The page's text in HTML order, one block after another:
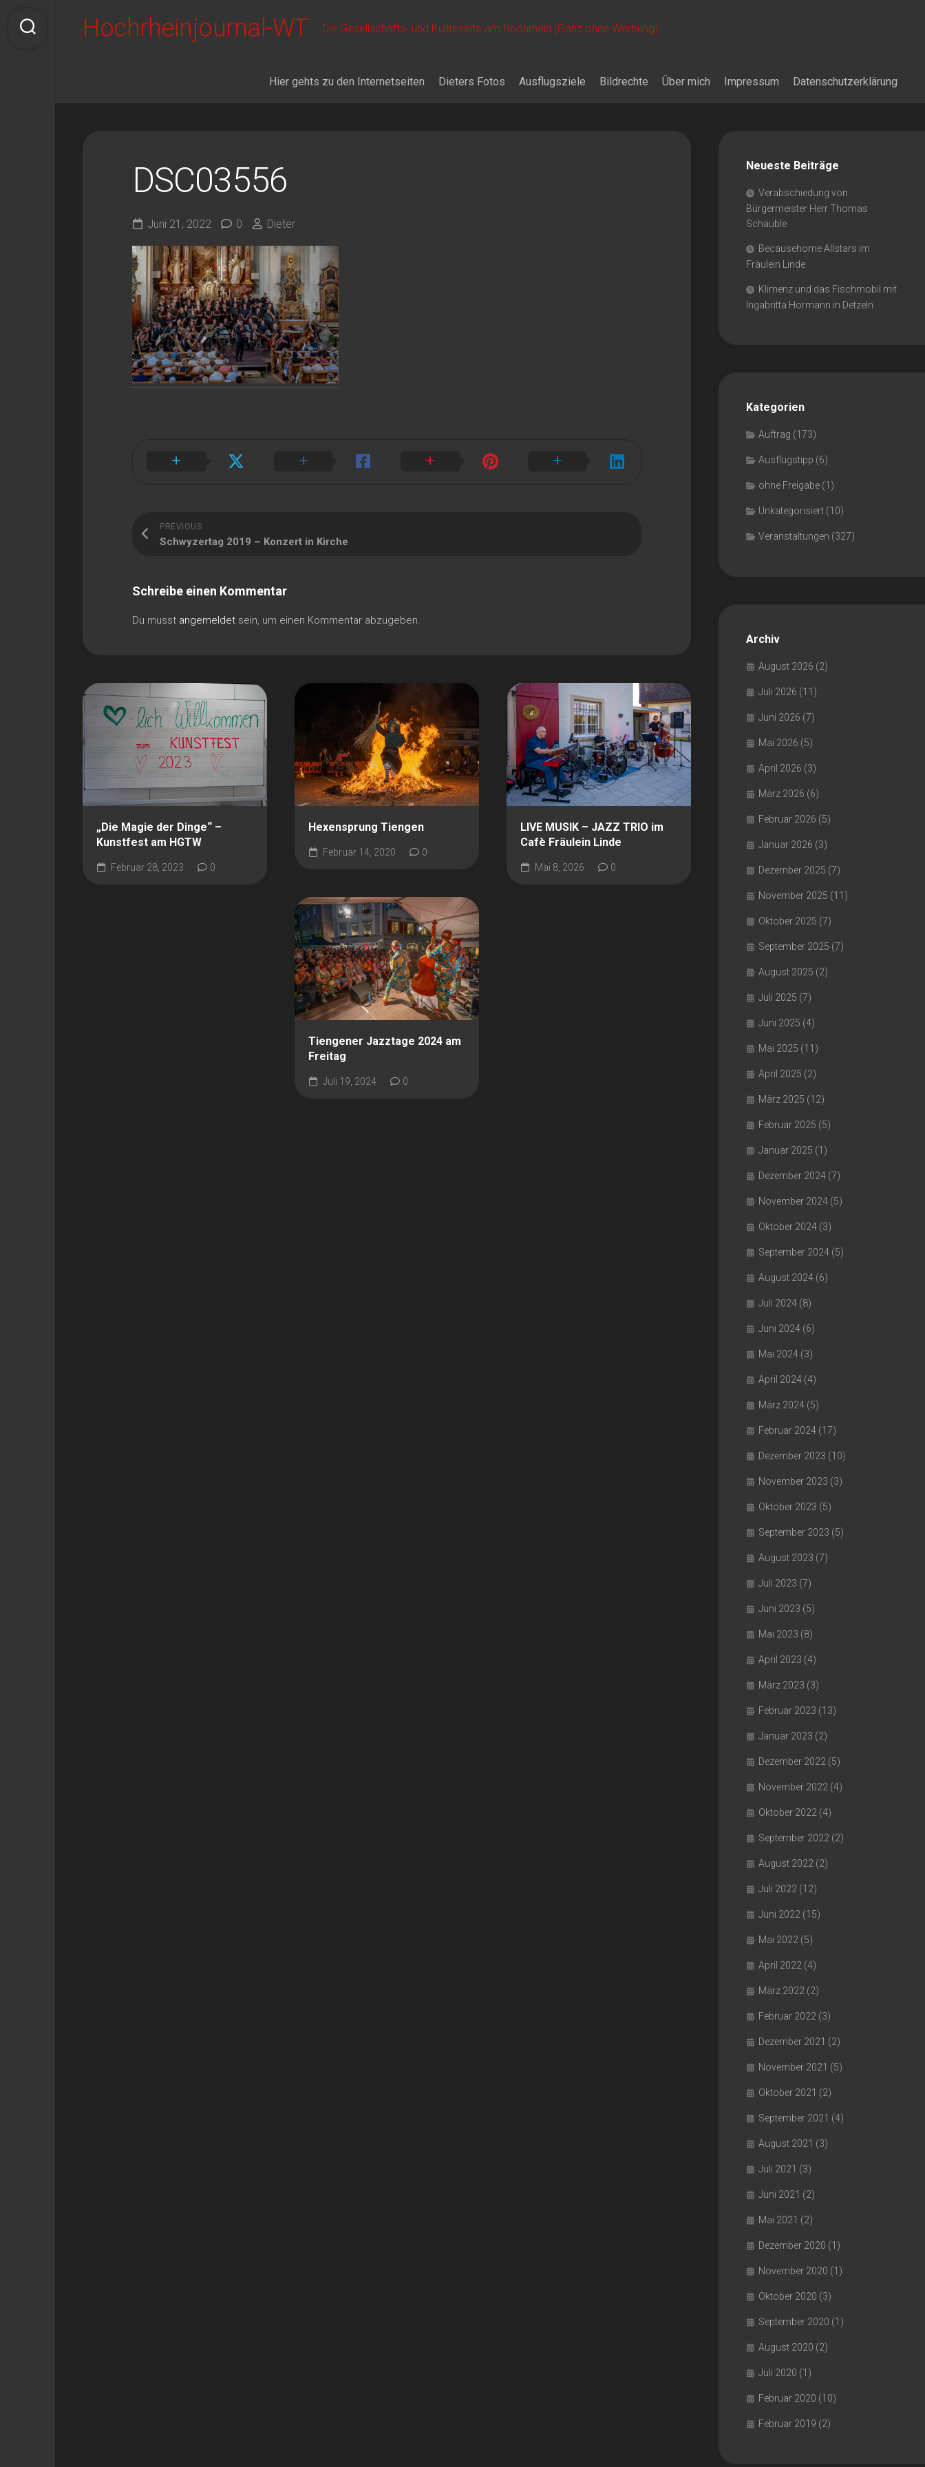
content
Hochrheinjournal-WT Die Gesellschafts- und Kulturseite am Hochrhein (Ganz ohne Werbung)
Hier gehts zu den Internetseiten Dieters Fotos Ausflugsziele Bildrechte Über mich Impressum Datenschutzerklärung
DSC03556
Juni 21, 2022 0 Dieter
PREVIOUS
Schwyzertag 2019 – Konzert in Kirche
Schreibe einen Kommentar
Du musst angemeldet sein, um einen Kommentar abzugeben.
„Die Magie der Dinge“ –
Kunstfest am HGTW
Februar 28, 2023 0
Hexensprung Tiengen
Februar 14, 2020 0
LIVE MUSIK – JAZZ TRIO im
Cafè Fräulein Linde
Mai 8, 2026 0
Tiengener Jazztage 2024 am
Freitag
Juli 19, 2024 0
Neueste Beiträge
Verabschiedung von
Bürgermeister Herr Thomas
Schäuble
Becausehome Allstars im
Fräulein Linde
Klimenz und das Fischmobil mit
Ingabritta Hormann in Detzeln
Kategorien
Auftrag (173)
Ausflugstipp (6)
ohne Freigabe (1)
Unkategorisiert (10)
Veranstaltungen (327)
Archiv
August 2026 (2)
Juli 2026 (11)
Juni 2026 (7)
Mai 2026 (5)
April 2026 (3)
März 2026 (6)
Februar 2026 (5)
Januar 2026 (3)
Dezember 2025 (7)
November 2025 (11)
Oktober 2025 (7)
September 2025 (7)
August 2025 (2)
Juli 2025 (7)
Juni 2025 (4)
Mai 2025 (11)
April 2025 (2)
März 2025 (12)
Februar 2025 (5)
Januar 2025 (1)
Dezember 2024 (7)
November 2024 (5)
Oktober 2024 (3)
September 2024 (5)
August 2024 (6)
Juli 2024 (8)
Juni 2024 (6)
Mai 2024 (3)
April 2024 (4)
März 2024 (5)
Februar 2024 (17)
Dezember 2023 (10)
November 2023 (3)
Oktober 2023 (5)
September 2023 (5)
August 2023 (7)
Juli 2023 (7)
Juni 2023 (5)
Mai 2023 (8)
April 2023 (4)
März 2023 (3)
Februar 2023 (13)
Januar 2023 (2)
Dezember 2022 (5)
November 2022 (4)
Oktober 2022 (4)
September 2022 (2)
August 2022 (2)
Juli 2022 (12)
Juni 2022 (15)
Mai 2022 (5)
April 2022 (4)
März 2022 (2)
Februar 2022 (3)
Dezember 2021 (2)
November 2021 (5)
Oktober 2021 (2)
September 2021 (4)
August 2021 (3)
Juli 2021 (3)
Juni 2021 (2)
Mai 2021 (2)
Dezember 2020 (1)
November 2020 (1)
Oktober 2020 (3)
September 2020 (1)
August 2020 (2)
Juli 2020 (1)
Februar 2020 (10)
Februar 2019 (2)